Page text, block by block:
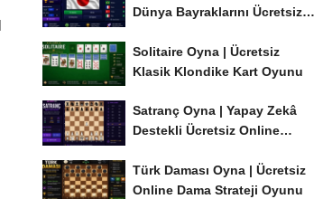
Dünya Bayraklarını Ücretsiz
Solitaire Oyna | Ücretsiz
Klasik Klondike Kart Oyunu
Satranç Oyna | Yapay Zekâ
Destekli Ücretsiz Online
Türk Daması Oyna | Ücretsiz
Online Dama Strateji Oyunu